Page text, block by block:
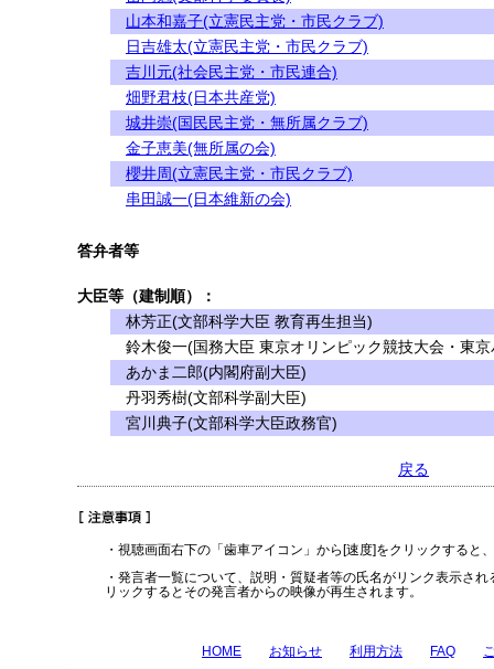
山本和嘉子(立憲民主党・市民クラブ)
日吉雄太(立憲民主党・市民クラブ)
吉川元(社会民主党・市民連合)
畑野君枝(日本共産党)
城井崇(国民民主党・無所属クラブ)
金子恵美(無所属の会)
櫻井周(立憲民主党・市民クラブ)
串田誠一(日本維新の会)
答弁者等
大臣等（建制順）：
林芳正(文部科学大臣 教育再生担当)
鈴木俊一(国務大臣 東京オリンピック競技大会・東
あかま二郎(内閣府副大臣)
丹羽秀樹(文部科学副大臣)
宮川典子(文部科学大臣政務官)
戻る
・視聴画面右下の「歯車アイコン」から[速度]をクリックすると
・発言者一覧について、説明・質疑者等の氏名がリンク表示さ
リックするとその発言者からの映像が再生されます。
HOME お知らせ 利用方法 FAQ